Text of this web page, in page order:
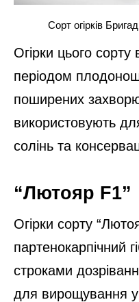
Сорт огірків
Огірки цього сорту
періодом
поширених
використовують
солінь та
“Лютояр F1”
Огірки сорту
партенокарпічний
строками
для вирощування у